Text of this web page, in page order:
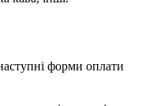
форми оплати